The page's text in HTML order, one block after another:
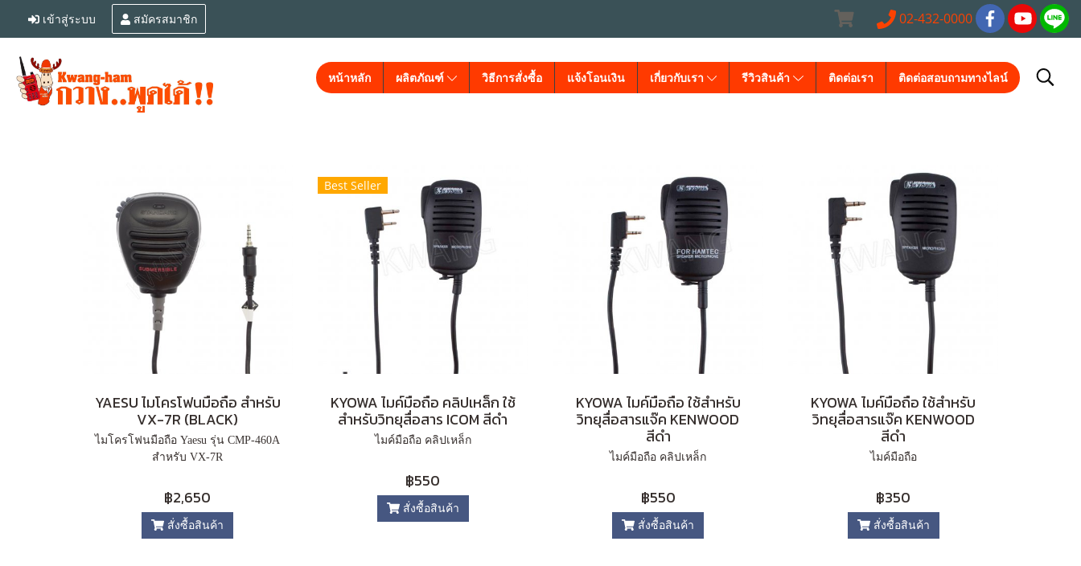
เข้าสู่ระบบ สมัครสมาชิก 02-432-0000
หน้าหลัก ผลิตภัณฑ์ วิธีการสั่งซื้อ แจ้งโอนเงิน เกี่ยวกับเรา รีวิวสินค้า ติดต่อเรา ติดต่อสอบถามทางไลน์
YAESU ไมโครโฟนมือถือ สำหรับ
VX-7R (BLACK)
ไมโครโฟนมือถือ Yaesu รุ่น CMP-460A
สำหรับ VX-7R
฿2,650
สั่งซื้อสินค้า
Best Seller
KYOWA ไมค์มือถือ คลิปเหล็ก ใช้
สำหรับวิทยุสื่อสาร ICOM สีดำ
ไมค์มือถือ คลิปเหล็ก
฿550
สั่งซื้อสินค้า
KYOWA ไมค์มือถือ ใช้สำหรับ
วิทยุสื่อสารแจ๊ค KENWOOD
สีดำ
ไมค์มือถือ คลิปเหล็ก
฿550
สั่งซื้อสินค้า
KYOWA ไมค์มือถือ ใช้สำหรับ
วิทยุสื่อสารแจ๊ค KENWOOD
สีดำ
ไมค์มือถือ
฿350
สั่งซื้อสินค้า